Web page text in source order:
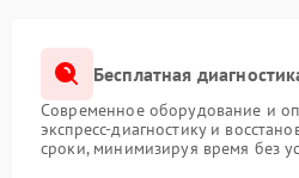
Бесплатная
Современное оборудование и
экспресс-диагностику и
сроки, минимизируя время без